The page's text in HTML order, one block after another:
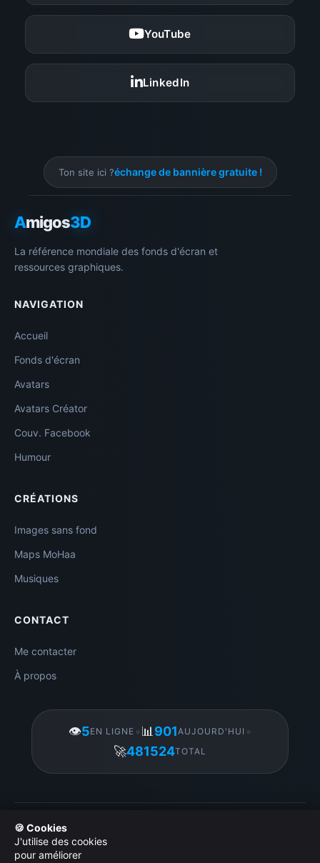
🍪 Cookies
J'utilise des cookies
pour améliorer
YouTube
LinkedIn
Ton site ici ?échange de bannière gratuite !
Amigos3D
La référence mondiale des fonds d'écran et
ressources graphiques.
NAVIGATION
Accueil
Fonds d'écran
Avatars
Avatars Créator
Couv. Facebook
Humour
CRÉATIONS
Images sans fond
Maps MoHaa
Musiques
CONTACT
Me contacter
À propos
👁️5EN LIGNE 📊 901AUJOURD'HUI
🚀481524TOTAL
Gérer mes cookies
|
Licence d utilisation des images